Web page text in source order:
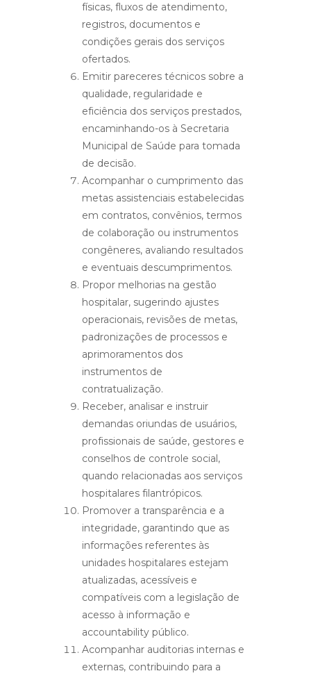
físicas, fluxos de atendimento,
registros, documentos e
condições gerais dos serviços
ofertados.
Emitir pareceres técnicos sobre a
qualidade, regularidade e
eficiência dos serviços prestados,
encaminhando-os à Secretaria
Municipal de Saúde para tomada
de decisão.
Acompanhar o cumprimento das
metas assistenciais estabelecidas
em contratos, convênios, termos
de colaboração ou instrumentos
congêneres, avaliando resultados
e eventuais descumprimentos.
Propor melhorias na gestão
hospitalar, sugerindo ajustes
operacionais, revisões de metas,
padronizações de processos e
aprimoramentos dos
instrumentos de
contratualização.
Receber, analisar e instruir
demandas oriundas de usuários,
profissionais de saúde, gestores e
conselhos de controle social,
quando relacionadas aos serviços
hospitalares filantrópicos.
Promover a transparência e a
integridade, garantindo que as
informações referentes às
unidades hospitalares estejam
atualizadas, acessíveis e
compatíveis com a legislação de
acesso à informação e
accountability público.
Acompanhar auditorias internas e
externas, contribuindo para a